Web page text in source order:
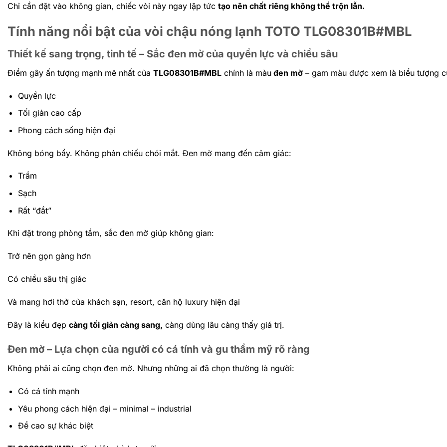
Chỉ cần đặt vào không gian, chiếc vòi này ngay lập tức tạo nên chất riêng không thể trộn lẫn.
Tính năng nổi bật của vòi chậu nóng lạnh TOTO TLG08301B#MBL
Thiết kế sang trọng, tinh tế – Sắc đen mờ của quyền lực và chiều sâu
Điểm gây ấn tượng mạnh mẽ nhất của TLG08301B#MBL chính là màu đen mờ – gam màu được xem là biểu tượng
Quyền lực
Tối giản cao cấp
Phong cách sống hiện đại
Không bóng bẩy. Không phản chiếu chói mắt. Đen mờ mang đến cảm giác:
Trầm
Sạch
Rất “đắt”
Khi đặt trong phòng tắm, sắc đen mờ giúp không gian:
Trở nên gọn gàng hơn
Có chiều sâu thị giác
Và mang hơi thở của khách sạn, resort, căn hộ luxury hiện đại
Đây là kiểu đẹp càng tối giản càng sang, càng dùng lâu càng thấy giá trị.
Đen mờ – Lựa chọn của người có cá tính và gu thẩm mỹ rõ ràng
Không phải ai cũng chọn đen mờ. Nhưng những ai đã chọn thường là người:
Có cá tính mạnh
Yêu phong cách hiện đại – minimal – industrial
Đề cao sự khác biệt